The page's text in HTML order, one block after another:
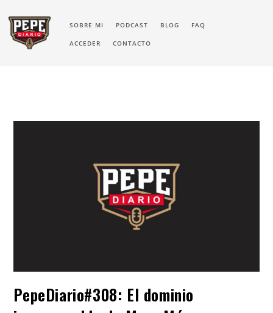
SOBRE MI PODCAST BLOG FAQ
ACCEDER CONTACTO
PepeDiario#308: El dominio